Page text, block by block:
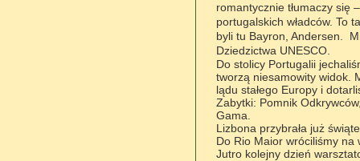
romantycznie tłumaczy się
portugalskich władców. To
byli tu Bayron, Andersen.
Dziedzictwa UNESCO.
Do stolicy Portugalii jechaliś
tworzą niesamowity widok.
lądu stałego Europy i
Zabytki: Pomnik
Gama.
Lizbona przybrała już świą
Do Rio Maior wróciliśmy na
Jutro kolejny dzień